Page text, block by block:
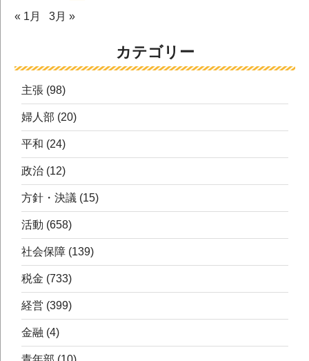
« 1月
3月 »
カテゴリー
主張 (98)
婦人部 (20)
平和 (24)
政治 (12)
方針・決議 (15)
活動 (658)
社会保障 (139)
税金 (733)
経営 (399)
金融 (4)